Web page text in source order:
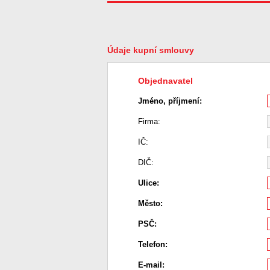
Údaje kupní smlouvy
Objednavatel
Jméno, příjmení:
Firma:
IČ:
DIČ:
Ulice:
Město:
PSČ:
Telefon:
E-mail: